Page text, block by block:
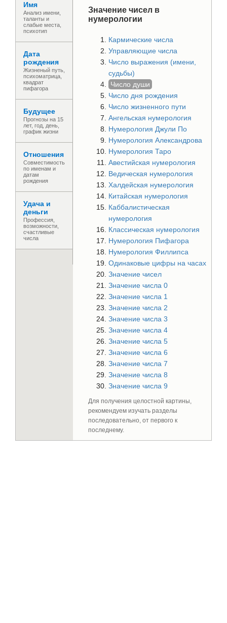
Имя
Анализ имени,
таланты и
слабые места,
психотип
Дата
рождения
Жизненый путь,
психоматрица,
квадрат
пифагора
Будущее
Прогнозы на 15
лет, год, день,
график жизни
Отношения
Совместимость
по именам и
датам
рождения
Удача и
деньги
Профессия,
возможности,
счастливые
числа
Значение чисел в
нумерологии
Кармические числа
Управляющие числа
Число выражения (имени,
судьбы)
Число души
Число дня рождения
Число жизненного пути
Ангельская нумерология
Нумерология Джули По
Нумерология Александрова
Нумерология Таро
Авестийская нумерология
Ведическая нумерология
Халдейская нумерология
Китайская нумерология
Каббалистическая
нумерология
Классическая нумерология
Нумерология Пифагора
Нумерология Филлипса
Одинаковые цифры на часах
Значение чисел
Значение числа 0
Значение числа 1
Значение числа 2
Значение числа 3
Значение числа 4
Значение числа 5
Значение числа 6
Значение числа 7
Значение числа 8
Значение числа 9
Для получения целостной картины,
рекомендуем изучать разделы
последовательно, от первого к
последнему.